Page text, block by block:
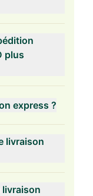
plus
express ?
livraison
livraison